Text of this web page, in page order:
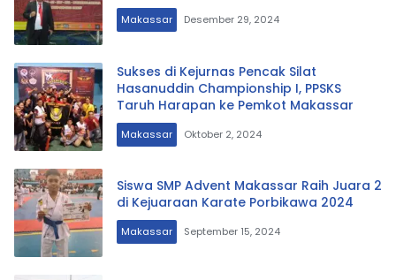
Makassar Desember 29, 2024
Sukses di Kejurnas Pencak Silat
Hasanuddin Championship I, PPSKS
Taruh Harapan ke Pemkot Makassar
Makassar Oktober 2, 2024
Siswa SMP Advent Makassar Raih Juara 2
di Kejuaraan Karate Porbikawa 2024
Makassar September 15, 2024